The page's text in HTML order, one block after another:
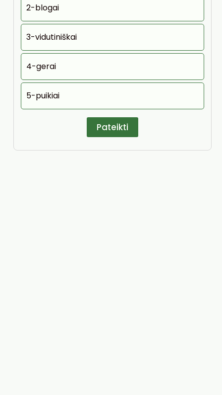
2-blogai
3-vidutiniškai
4-gerai
5-puikiai